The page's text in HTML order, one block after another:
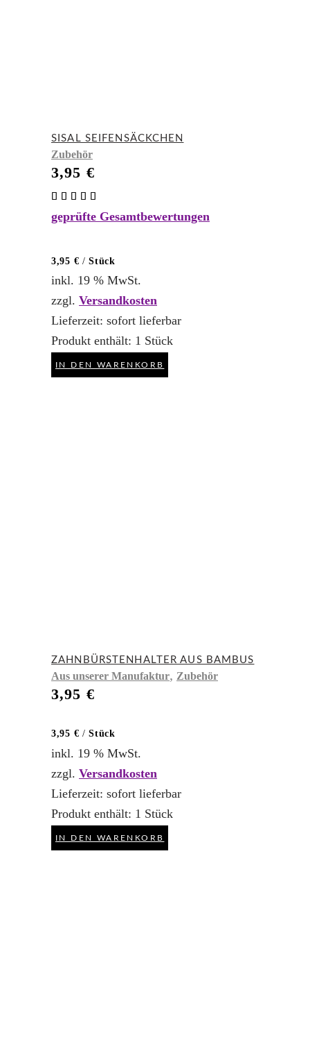
SISAL SEIFENSÄCKCHEN
Zubehör
3,95 €
5.00
geprüfte Gesamtbewertungen
3,95 € /Stück
inkl. 19 % MwSt.
zzgl. Versandkosten
Lieferzeit: sofort lieferbar
Produkt enthält: 1 Stück
IN DEN WARENKORB
ZAHNBÜRSTENHALTER AUS BAMBUS
Aus unserer Manufaktur, Zubehör
3,95 €
3,95 € /Stück
inkl. 19 % MwSt.
zzgl. Versandkosten
Lieferzeit: sofort lieferbar
Produkt enthält: 1 Stück
IN DEN WARENKORB